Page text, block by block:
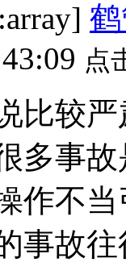
点
比较
多事
作不
事故往